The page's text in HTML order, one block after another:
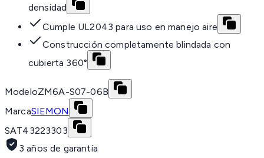
densidad
Cumple UL2043 para uso en manejo aire
Construcción completamente blindada con
cubierta 360°
ModeloZM6A-S07-06B
MarcaSIEMON
SAT43223303
3 años de garantía